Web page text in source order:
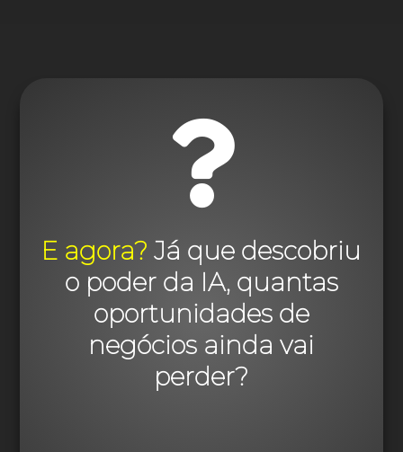

E agora? Já que descobriu
o poder da IA, quantas
oportunidades de
negócios ainda vai
perder?